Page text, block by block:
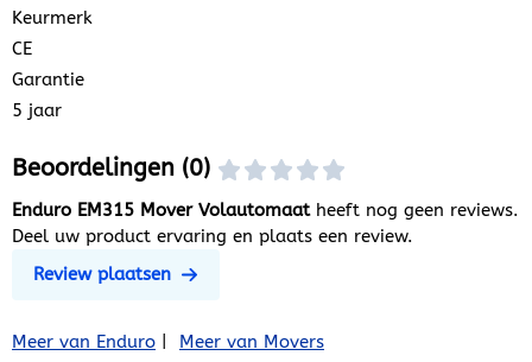
Keurmerk
CE
Garantie
5 jaar
Beoordelingen (0)
Enduro EM315 Mover Volautomaat heeft nog geen reviews.
Deel uw product ervaring en plaats een review.
Review plaatsen
Meer van Enduro Meer van Movers